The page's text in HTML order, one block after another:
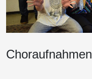
Choraufnahmen